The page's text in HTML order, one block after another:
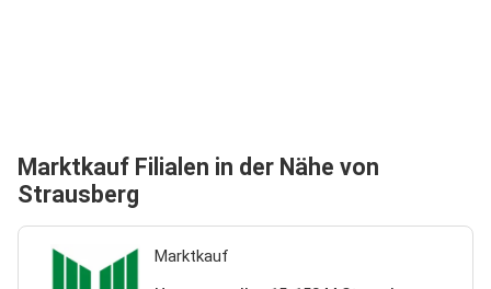
Marktkauf Filialen in der Nähe von
Strausberg
Marktkauf